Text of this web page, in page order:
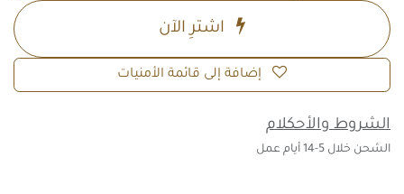
اشترِ الآن
إضافة إلى قائمة الأمنيات
الشروط والأحكلام
الشحن خلال 5-14 أيام عمل